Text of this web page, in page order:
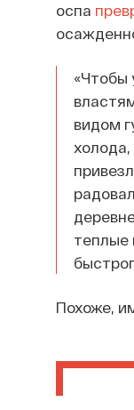
оспа
«Чтобы
видом
холода,
теплые
Похоже,